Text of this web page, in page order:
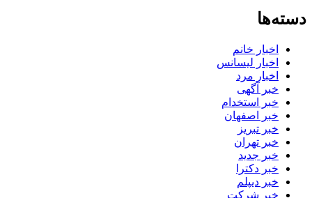
دسته‌ها
اخبار خانم
اخبار لیسانس
اخبار مرد
خبر آگهی
خبر استخدام
خبر اصفهان
خبر تبریز
خبر تهران
خبر جدید
خبر دکترا
خبر دیپلم
خبر شرکت